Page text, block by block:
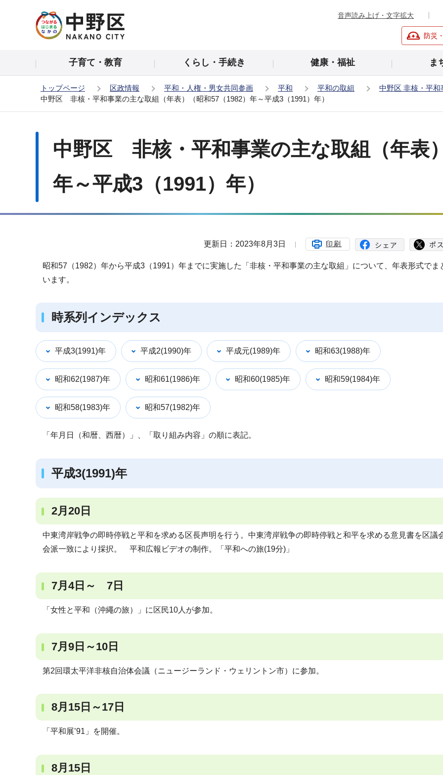
の
音声読み上げ・文字拡大
防災
子育て・教育 くらし・手続き 健康・福祉 ま
トップページ 区政情報 平和・人権・男女共同参画 平和 平和の取組
中野区 非核・平和
中野区 非核・平和事業の主な取組（年表）（昭和57（1982）年～平成3（1991）年）
中野区 非核・平和事業の主な取組（年表
年～平成3（1991）年）
更新日：2023年8月3日 印刷
昭和57（1982）年から平成3（1991）年までに実施した「非核・平和事業の主な取組」について、年表形式でま
います。
時系列インデックス
平成3(1991)年 平成2(1990)年 平成元(1989)年 昭和63(1988)年
昭和62(1987)年 昭和61(1986)年 昭和60(1985)年 昭和59(1984)年
昭和58(1983)年 昭和57(1982)年
「年月日（和暦、西暦）」、「取り組み内容」の順に表記。
平成3(1991)年
2月20日
中東湾岸戦争の即時停戦と平和を求める区長声明を行う。中東湾岸戦争の即時停戦と和平を求める意見書を区議
会派一致により採択。 平和広報ビデオの制作。「平和への旅(19分)」
7月4日～ 7日
「女性と平和（沖繩の旅）」に区民10人が参加。
7月9日～10日
第2回環太平洋非核自治体会議（ニュージーランド・ウェリントン市）に参加。
8月15日～17日
「平和展’91」を開催。
8月15日
ナ
ビ
ー
シ
ン
こ
ら